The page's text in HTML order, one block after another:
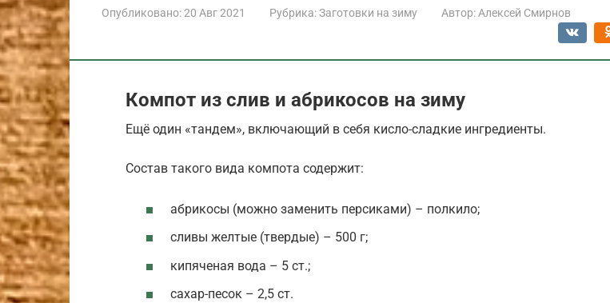
Опубликовано:20 Авг 2021 Рубрика:Заготовки на зиму Автор: Алексей Смирнов
Компот из слив и абрикосов на зиму
Ещё один «тандем», включающий в себя кисло-сладкие ингредиенты.
Состав такого вида компота содержит:
абрикосы (можно заменить персиками) – полкило;
сливы желтые (твердые) – 500 г;
кипяченая вода – 5 ст.;
сахар-песок – 2,5 ст.